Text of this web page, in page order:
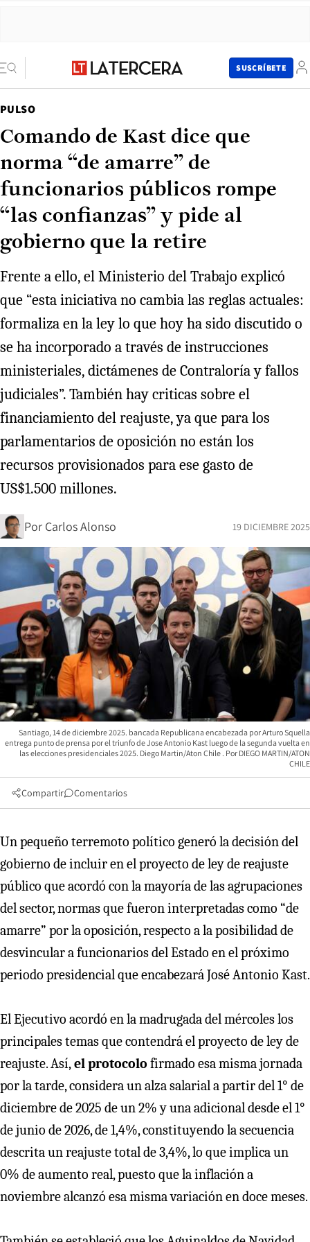
SUSCRÍBETE
PULSO
Comando de Kast dice que
norma “de amarre” de
funcionarios públicos rompe
“las confianzas” y pide al
gobierno que la retire
Frente a ello, el Ministerio del Trabajo explicó
que “esta iniciativa no cambia las reglas actuales:
formaliza en la ley lo que hoy ha sido discutido o
se ha incorporado a través de instrucciones
ministeriales, dictámenes de Contraloría y fallos
judiciales”. También hay criticas sobre el
financiamiento del reajuste, ya que para los
parlamentarios de oposición no están los
recursos provisionados para ese gasto de
US$1.500 millones.
Por Carlos Alonso 19 DICIEMBRE 2025
Santiago, 14 de diciembre 2025. bancada Republicana encabezada por Arturo Squella
entrega punto de prensa por el triunfo de Jose Antonio Kast luego de la segunda vuelta en
las elecciones presidenciales 2025. Diego Martin/Aton Chile
DIEGO MARTIN/ATON
CHILE
Compartir Comentarios
Un pequeño terremoto político generó la decisión del
gobierno de incluir en el proyecto de ley de reajuste
público que acordó con la mayoría de las agrupaciones
del sector, normas que fueron interpretadas como “de
amarre” por la oposición, respecto a la posibilidad de
desvincular a funcionarios del Estado en el próximo
periodo presidencial que encabezará José Antonio Kast.
El Ejecutivo acordó en la madrugada del mércoles los
principales temas que contendrá el proyecto de ley de
reajuste. Así,el protocolo firmado esa misma jornada
por la tarde, considera un alza salarial a partir del 1° de
diciembre de 2025 de un 2% y una adicional desde el 1°
de junio de 2026, de 1,4%, constituyendo la secuencia
descrita un reajuste total de 3,4%, lo que implica un
0% de aumento real, puesto que la inflación a
noviembre alcanzó esa misma variación en doce meses.